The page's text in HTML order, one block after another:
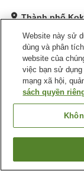
Thành phố
Rất tốt
Tiện nghi chỗ
Hotel Route-Inn
Website này sử
dùng và phân
website của
việc bạn sử
mạng xã hội,
sách quyền